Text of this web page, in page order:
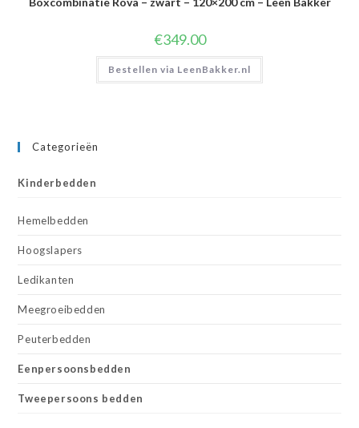
€349.00
Bestellen via LeenBakker.nl
Categorieën
Kinderbedden
Hemelbedden
Hoogslapers
Ledikanten
Meegroeibedden
Peuterbedden
Eenpersoonsbedden
Tweepersoons bedden